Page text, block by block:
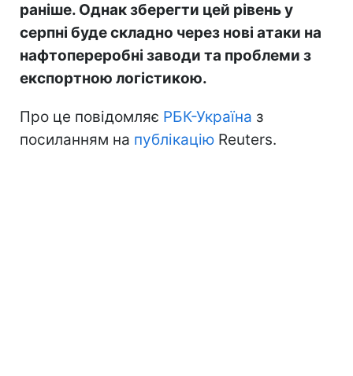
раніше. Однак зберегти цей рівень у
серпні буде складно через нові атаки на
нафтопереробні заводи та проблеми з
експортною логістикою.
Про це повідомляє РБК-Україна з
посиланням на публікацію Reuters.